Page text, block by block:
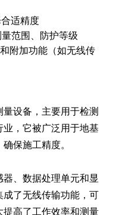
量设备，主要用于检测
，它被广泛用于地基
保施工精度。
、数据处理单元和显
成了无线传输功能，可
提高了工作效率和测量
适精度
量范围、防护等级
和附加功能（如无线传